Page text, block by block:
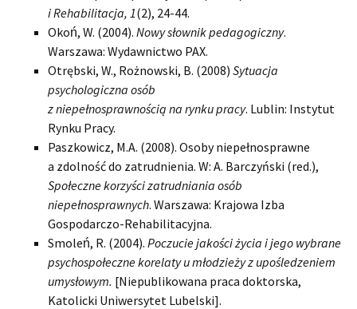
i Rehabilitacja, 1(2), 24-44.
Okoń, W. (2004). Nowy słownik pedagogiczny.
Warszawa: Wydawnictwo PAX.
Otrębski, W., Rożnowski, B. (2008) Sytuacja
psychologiczna osób
z niepełnosprawnością na rynku pracy. Lublin: Instytut
Rynku Pracy.
Paszkowicz, M.A. (2008). Osoby niepełnosprawne
a zdolność do zatrudnienia. W: A. Barczyński (red.),
Społeczne korzyści zatrudniania osób
niepełnosprawnych. Warszawa: Krajowa Izba
Gospodarczo-Rehabilitacyjna.
Smoleń, R. (2004). Poczucie jakości życia i jego wybrane
psychospołeczne korelaty u młodzieży z upośledzeniem
umysłowym. [Niepublikowana praca doktorska,
Katolicki Uniwersytet Lubelski].